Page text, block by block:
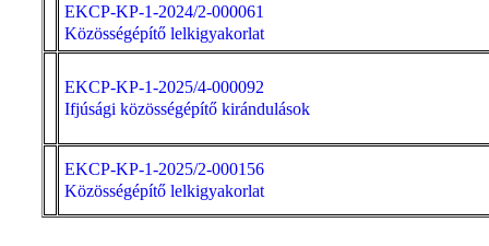
EKCP-KP-1-2024/2-000061
Közösségépítő lelkigyakorlat
EKCP-KP-1-2025/4-000092
Ifjúsági közösségépítő kirándulások
EKCP-KP-1-2025/2-000156
Közösségépítő lelkigyakorlat